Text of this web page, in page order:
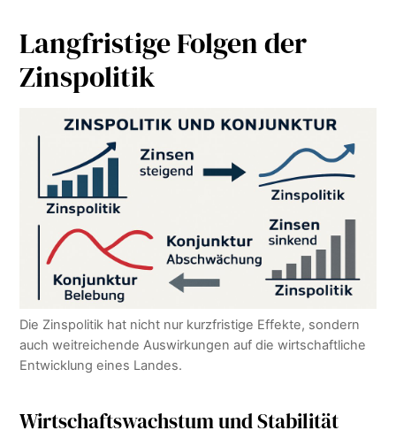
Langfristige Folgen der
Zinspolitik
Die Zinspolitik hat nicht nur kurzfristige Effekte, sondern
auch weitreichende Auswirkungen auf die wirtschaftliche
Entwicklung eines Landes.
Wirtschaftswachstum und Stabilität